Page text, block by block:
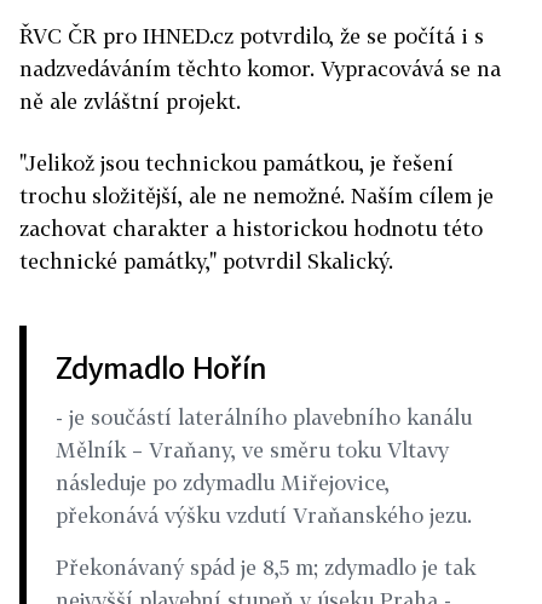
ŘVC ČR pro IHNED.cz potvrdilo, že se počítá i s
nadzvedáváním těchto komor. Vypracovává se na
ně ale zvláštní projekt.
"Jelikož jsou technickou památkou, je řešení
trochu složitější, ale ne nemožné. Naším cílem je
zachovat charakter a historickou hodnotu této
technické památky," potvrdil Skalický.
Zdymadlo Hořín
- je součástí laterálního plavebního kanálu
Mělník – Vraňany, ve směru toku Vltavy
následuje po zdymadlu Miřejovice,
překonává výšku vzdutí Vraňanského jezu.
Překonávaný spád je 8,5 m; zdymadlo je tak